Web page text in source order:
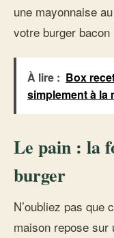
une mayonnaise
votre burger
À lire : Box
simplement à la
Le pain : la
burger
N’oubliez pas que
maison repose sur